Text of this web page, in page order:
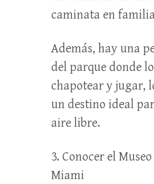
caminata en
Además, hay una
del parque donde
chapotear y jugar,
un destino ideal
aire libre.
3. Conocer el
Miami